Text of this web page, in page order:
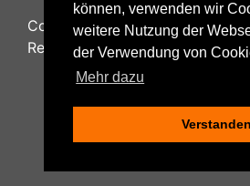
können, verwenden wir
weitere Nutzung der
der Verwendung von
Mehr dazu
Copyright © 2026
Reserved.